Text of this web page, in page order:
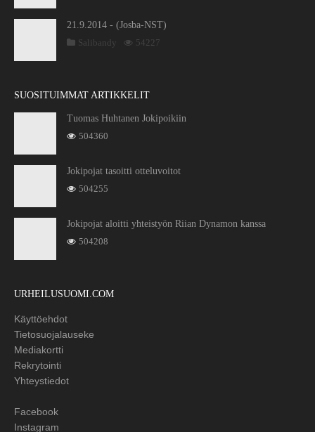
21.9.2014 - (Josba-NST)
Salibandy
54227
SUOSITUIMMAT ARTIKKELIT
Tuomas Huhtanen Jokipoikiin
504360
Jokipojat tasoitti otteluvoitot
504255
Jokipojat aloitti yhteistyön Riian Dynamon kanssa
504208
URHEILUSUOMI.COM
Käyttöehdot
Tietosuojalauseke
Mediakortti
Rekrytointi
Yhteystiedot
Facebook
Instagram